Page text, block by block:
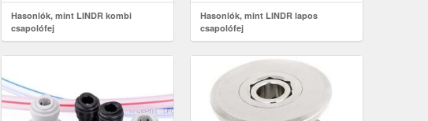
Hasonlók, mint LINDR kombi
csapolófej
Hasonlók, mint LINDR lapos
csapolófej